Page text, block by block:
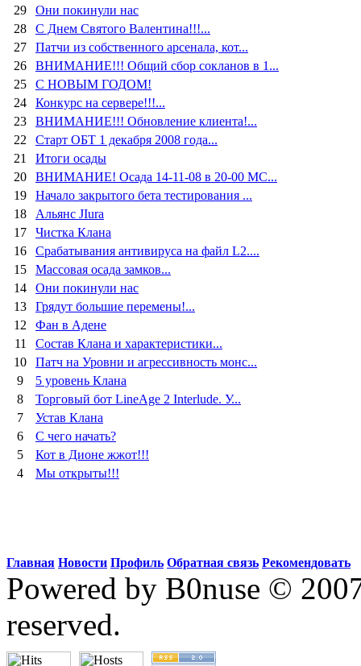
29
Они покинули нас
28
C Днем Святого Валентина!!!...
27
Патчи из собственного арсенала, кот...
26
ВНИМАНИЕ!!! Общий сбор сокланов в 1...
25
C НОВЫМ ГОДОМ!
24
Конкурс на сервере!!!...
23
ВНИМАНИЕ!!! Обновление клиента!...
22
Старт ОБТ 1 декабря 2008 года...
21
Итоги осады
20
ВНИМАНИЕ! Осада 14-11-08 в 20-00 МС...
19
Начало закрытого бета тестирования ...
18
Альянс JIura
17
Чистка Клана
16
Срабатывания антивируса на файл L2....
15
Массовая осада замков...
14
Они покинули нас
13
Грядут большие перемены!...
12
Фан в Адене
11
Состав Клана и характеристики...
10
Патч на Уровни и агрессивность монс...
9
5 уровень Клана
8
Торговый бот LineAge 2 Interlude. У...
7
Устав Клана
6
C чего начать?
5
Кот в Дионе жжот!!!
4
Мы открыты!!!
Главная Новости Профиль Обратная связь Рекомендовать
Powered by B0nuse ©
reserved.